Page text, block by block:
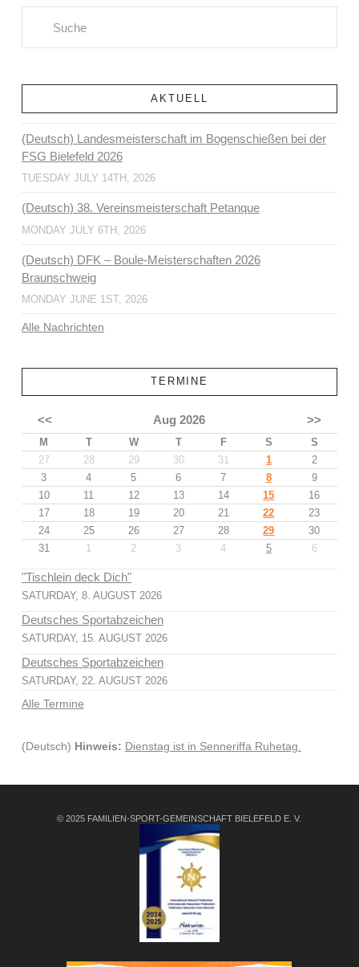
AKTUELL
(Deutsch) Landesmeisterschaft im Bogenschießen bei der
FSG Bielefeld 2026
TUESDAY JULY 14TH, 2026
(Deutsch) 38. Vereinsmeisterschaft Petanque
MONDAY JULY 6TH, 2026
(Deutsch) DFK – Boule-Meisterschaften 2026
Braunschweig
MONDAY JUNE 1ST, 2026
Alle Nachrichten
TERMINE
<< Aug 2026 >>
M T W T F S
S
27
28 29 30 31 1
2
3
4 5 6 7 8
9
10
11 12 13 14 15
16
17
18 19 20 21 22
23
24
25 26 27 28 29
30
31
1 2 3 4 5 6
"Tischlein deck Dich"
SATURDAY, 8. AUGUST 2026
Deutsches Sportabzeichen
SATURDAY, 15. AUGUST 2026
Deutsches Sportabzeichen
SATURDAY, 22. AUGUST 2026
Alle Termine
(Deutsch) Hinweis: Dienstag ist in Senneriffa Ruhetag.
© 2025 FAMILIEN-SPORT-GEMEINSCHAFT BIELEFELD E. V.